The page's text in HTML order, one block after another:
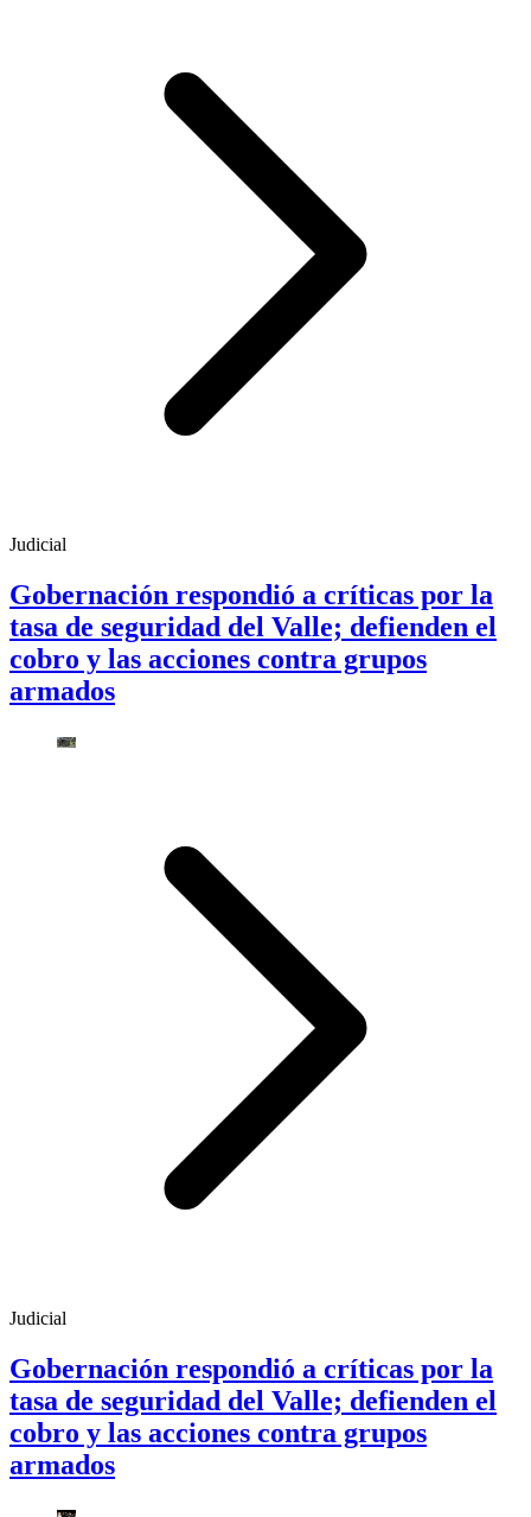
Judicial
Gobernación respondió a críticas por la
tasa de seguridad del Valle; defienden el
cobro y las acciones contra grupos
armados
Judicial
Gobernación respondió a críticas por la
tasa de seguridad del Valle; defienden el
cobro y las acciones contra grupos
armados